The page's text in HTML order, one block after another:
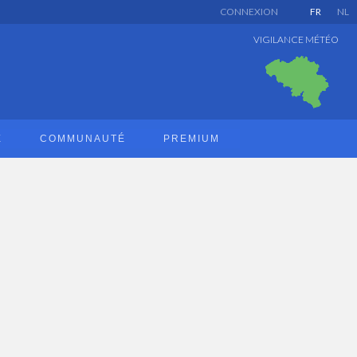
FR NL
CONNEXION
VIGILANCE MÉTÉO
COMMUNAUTÉ PREMIUM